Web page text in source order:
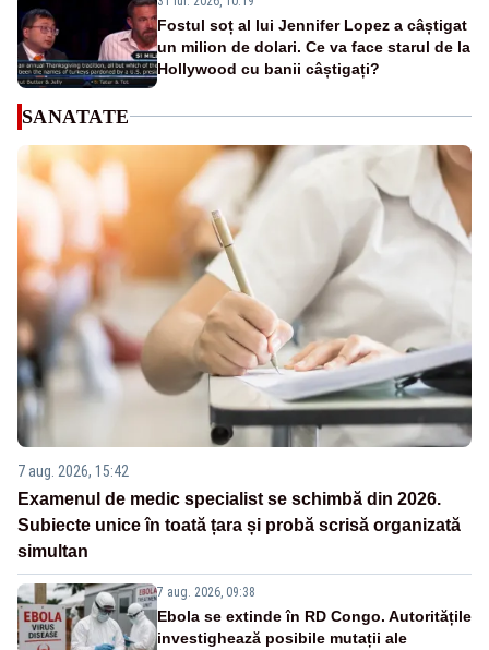
Fostul soț al lui Jennifer Lopez a câștigat
un milion de dolari. Ce va face starul de la
Hollywood cu banii câștigați?
SANATATE
7 aug. 2026, 15:42
Examenul de medic specialist se schimbă din 2026.
Subiecte unice în toată țara și probă scrisă organizată
simultan
7 aug. 2026, 09:38
Ebola se extinde în RD Congo. Autoritățile
investighează posibile mutații ale